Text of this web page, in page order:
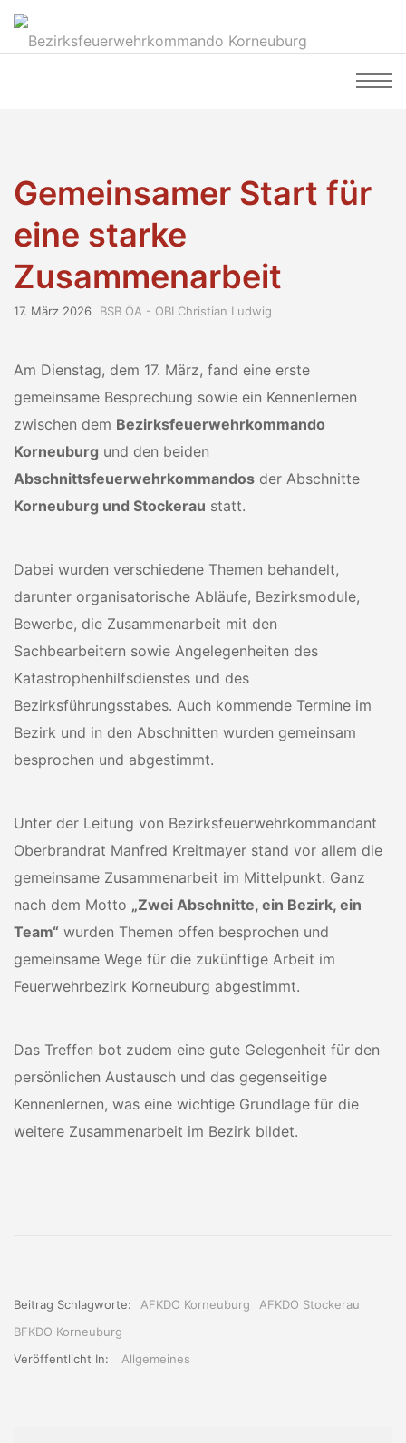
Gemeinsamer Start für
eine starke
Zusammenarbeit
17. März 2026 BSB ÖA - OBI Christian Ludwig
Am Dienstag, dem 17. März, fand eine erste
gemeinsame Besprechung sowie ein Kennenlernen
zwischen dem Bezirksfeuerwehrkommando
Korneuburg und den beiden
Abschnittsfeuerwehrkommandos der Abschnitte
Korneuburg und Stockerau statt.
Dabei wurden verschiedene Themen behandelt,
darunter organisatorische Abläufe, Bezirksmodule,
Bewerbe, die Zusammenarbeit mit den
Sachbearbeitern sowie Angelegenheiten des
Katastrophenhilfsdienstes und des
Bezirksführungsstabes. Auch kommende Termine im
Bezirk und in den Abschnitten wurden gemeinsam
besprochen und abgestimmt.
Unter der Leitung von Bezirksfeuerwehrkommandant
Oberbrandrat Manfred Kreitmayer stand vor allem die
gemeinsame Zusammenarbeit im Mittelpunkt. Ganz
nach dem Motto „Zwei Abschnitte, ein Bezirk, ein
Team“ wurden Themen offen besprochen und
gemeinsame Wege für die zukünftige Arbeit im
Feuerwehrbezirk Korneuburg abgestimmt.
Das Treffen bot zudem eine gute Gelegenheit für den
persönlichen Austausch und das gegenseitige
Kennenlernen, was eine wichtige Grundlage für die
weitere Zusammenarbeit im Bezirk bildet.
Beitrag Schlagworte: AFKDO Korneuburg
AFKDO Stockerau
BFKDO Korneuburg
Veröffentlicht In:
Allgemeines